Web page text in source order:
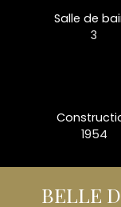
Salle de
3
1954
BELLE